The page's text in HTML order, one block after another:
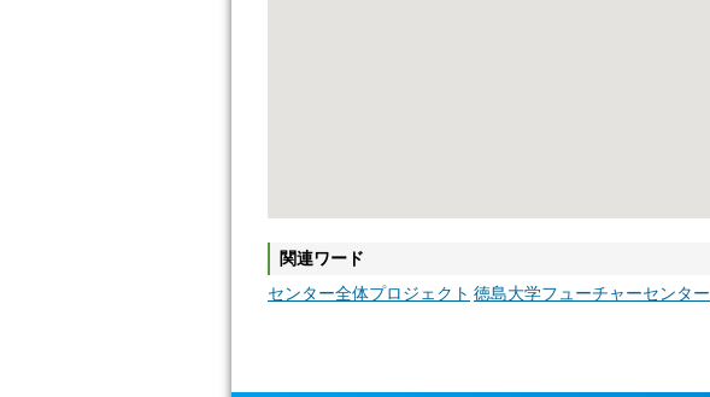
関連ワード
センター全体プロジェクト 徳島大学フューチャーセンター